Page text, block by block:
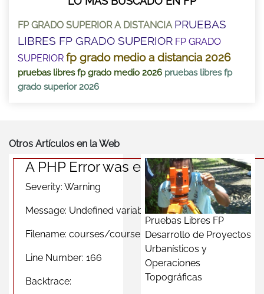
FP GRADO SUPERIOR A DISTANCIA PRUEBAS
LIBRES FP GRADO SUPERIOR FP GRADO
SUPERIOR fp grado medio a distancia 2026
pruebas libres fp grado medio 2026 pruebas libres fp
grado superior 2026
Otros Artículos en la Web
A PHP Error was encountered
Severity: Warning
Message: Undefined variable $photomas
Filename: courses/course_city_view.php
Line Number: 166
Backtrace:
Pruebas Libres FP
Desarrollo de Proyectos
Urbanísticos y
Operaciones
Topográficas